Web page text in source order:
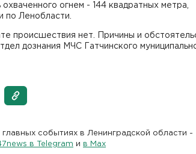
огнем - 144 квадратных метра,
по Ленобласти.
происшествия нет. Причины и
дознания МЧС Гатчинского
событиях в Ленинградской области -
в Telegram и в Maх